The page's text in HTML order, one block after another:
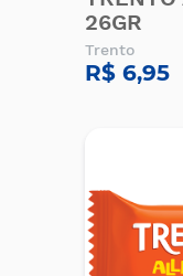
26GR
Trento
R$ 6,95